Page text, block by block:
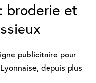
broderie et
publicitaire pour
depuis plus